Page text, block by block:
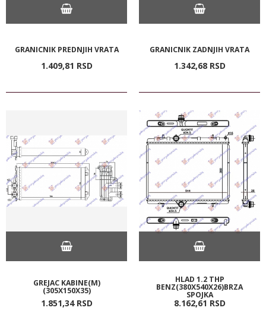
GRANICNIK PREDNJIH VRATA
1.409,81 RSD
GRANICNIK ZADNJIH VRATA
1.342,68 RSD
GREJAC KABINE(M)
(305X150X35)
1.851,34 RSD
HLAD 1.2 THP
BENZ(380X540X26)BRZA
SPOJKA
8.162,61 RSD